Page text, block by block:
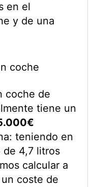
en el
y de una
coche
coche de
tiene un
teniendo en
de 4,7 litros
calcular a
coste de